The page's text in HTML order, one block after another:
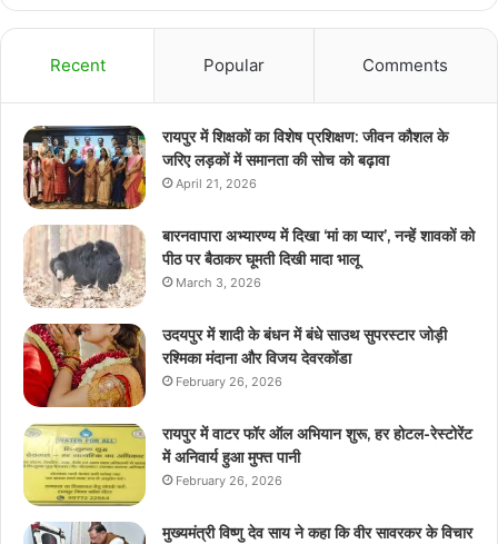
Recent Popular Comments
रायपुर में शिक्षकों का विशेष प्रशिक्षण: जीवन कौशल के
जरिए लड़कों में समानता की सोच को बढ़ावा
April 21, 2026
बारनवापारा अभ्यारण्य में दिखा ‘मां का प्यार’, नन्हें शावकों को
पीठ पर बैठाकर घूमती दिखी मादा भालू
March 3, 2026
उदयपुर में शादी के बंधन में बंधे साउथ सुपरस्टार जोड़ी
रश्मिका मंदाना और विजय देवरकोंडा
February 26, 2026
रायपुर में वाटर फॉर ऑल अभियान शुरू, हर होटल-रेस्टोरेंट
में अनिवार्य हुआ मुफ्त पानी
February 26, 2026
मुख्यमंत्री विष्णु देव साय ने कहा कि वीर सावरकर के विचार